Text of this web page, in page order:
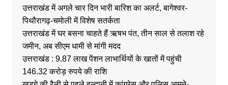
उत्तराखंड में अगले चार दिन भारी बारिश का अलर्ट, बागेश्वर-
पिथौरागढ़-चमोली में विशेष सतर्कता
उत्तराखंड में घर बसना चाहते हैं ऋषभ पंत, तीन साल से तलाश रहे
जमीन, अब सीएम धामी से मांगी मदद
उत्तराखंड : 9.87 लाख पेंशन लाभार्थियों के खातों में पहुंची
146.32 करोड़ रुपये की राशि